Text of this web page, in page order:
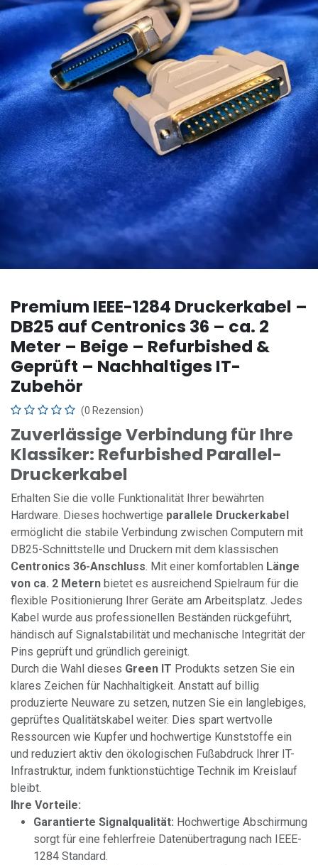
Premium IEEE-1284 Druckerkabel –
DB25 auf Centronics 36 – ca. 2
Meter – Beige – Refurbished &
Geprüft – Nachhaltiges IT-
Zubehör
(0 Rezension)
Zuverlässige Verbindung für Ihre
Klassiker: Refurbished Parallel-
Druckerkabel
Erhalten Sie die volle Funktionalität Ihrer bewährten
Hardware. Dieses hochwertige parallele Druckerkabel
ermöglicht die stabile Verbindung zwischen Computern mit
DB25-Schnittstelle und Druckern mit dem klassischen
Centronics 36-Anschluss. Mit einer komfortablen Länge
von ca. 2 Metern bietet es ausreichend Spielraum für die
flexible Positionierung Ihrer Geräte am Arbeitsplatz. Jedes
Kabel wurde aus professionellen Beständen rückgeführt,
händisch auf Signalstabilität und mechanische Integrität der
Pins geprüft und gründlich gereinigt.
Durch die Wahl dieses Green IT Produkts setzen Sie ein
klares Zeichen für Nachhaltigkeit. Anstatt auf billig
produzierte Neuware zu setzen, nutzen Sie ein langlebiges,
geprüftes Qualitätskabel weiter. Dies spart wertvolle
Ressourcen wie Kupfer und hochwertige Kunststoffe ein
und reduziert aktiv den ökologischen Fußabdruck Ihrer IT-
Infrastruktur, indem funktionstüchtige Technik im Kreislauf
bleibt.
Ihre Vorteile:
Garantierte Signalqualität: Hochwertige Abschirmung
sorgt für eine fehlerfreie Datenübertragung nach IEEE-
1284 Standard.